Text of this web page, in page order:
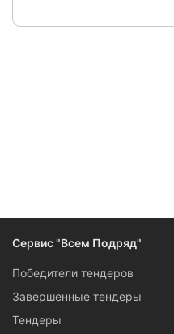
Сервис "Всем Подряд"
Победители тендеров
Завершенные тендеры
Тендеры